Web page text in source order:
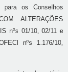
os Conselhos
ALTERAÇÕES
nºs 01/10, 02/11 e
nºs 1.176/10,